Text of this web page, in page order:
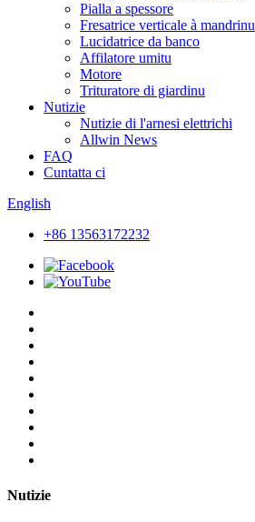
Pialla a spessore
Fresatrice verticale à mandrinu
Lucidatrice da banco
Affilatore umitu
Motore
Trituratore di giardinu
Nutizie
Nutizie di l'arnesi elettrichi
Allwin News
FAQ
Cuntatta ci
English
+86 13563172232
Nutizie